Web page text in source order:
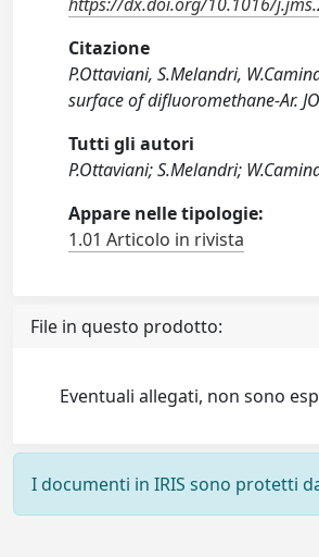
Citazione
P.Ottaviani, S.Melandri,
surface of difluoromethane-Ar.
Tutti gli autori
P.Ottaviani; S.Melandri;
Appare nelle tipologie:
1.01 Articolo in rivista
File in questo prodotto:
Eventuali allegati, non sono
I documenti in IRIS sono protetti